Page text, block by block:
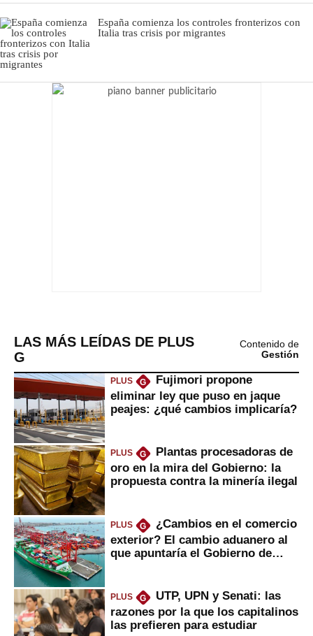
España comienza los controles fronterizos con
Italia tras crisis por migrantes
LAS MÁS LEÍDAS DE PLUS
G
Contenido de
Gestión
PLUS G
Fujimori propone
eliminar ley que puso en jaque
peajes: ¿qué cambios implicaría?
PLUS G
Plantas procesadoras de
oro en la mira del Gobierno: la
propuesta contra la minería ilegal
PLUS G
¿Cambios en el comercio
exterior? El cambio aduanero al
que apuntaría el Gobierno de
PLUS G
UTP, UPN y Senati: las
razones por la que los capitalinos
las prefieren para estudiar